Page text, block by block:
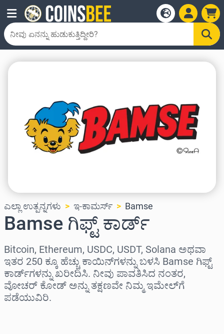
ಎಲ್ಲಾ ಉತ್ಪನ್ನಗಳು ಇ-ಕಾಮರ್ಸ್ Bamse
Bamse ಗಿಫ್ಟ್ ಕಾರ್ಡ್
Bitcoin, Ethereum, USDC, USDT, Solana ಅಥವಾ
ಇತರ 250 ಕ್ಕೂ ಹೆಚ್ಚು ಕಾಯಿನ್‌ಗಳನ್ನು ಬಳಸಿ Bamse ಗಿಫ್ಟ್
ಕಾರ್ಡ್‌ಗಳನ್ನು ಖರೀದಿಸಿ. ನೀವು ಪಾವತಿಸಿದ ನಂತರ,
ವೋಚರ್ ಕೋಡ್ ಅನ್ನು ತಕ್ಷಣವೇ ನಿಮ್ಮ ಇಮೇಲ್‌ಗೆ
ಪಡೆಯುವಿರಿ.